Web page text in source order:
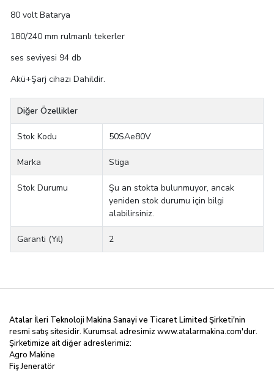
80 volt Batarya
180/240 mm rulmanlı tekerler
ses seviyesi 94 db
Akü+Şarj cihazı Dahildir.
Diğer Özellikler
Stok Kodu 50SAe80V
Marka Stiga
Stok Durumu
Şu an stokta bulunmuyor, ancak
yeniden stok durumu için bilgi
alabilirsiniz.
Garanti (Yıl) 2
Atalar İleri Teknoloji Makina Sanayi ve Ticaret Limited Şirketi'nin
resmi satış sitesidir. Kurumsal adresimizwww.atalarmakina.com'dur.
Şirketimize ait diğer adreslerimiz:
Agro Makine
Fiş Jeneratör